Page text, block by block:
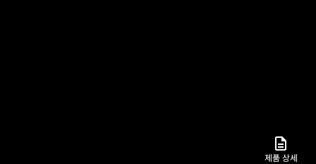
제품 상세